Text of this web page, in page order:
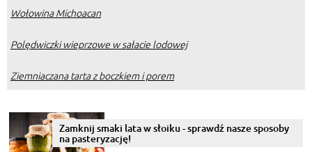
Wołowina Michoacan
Polędwiczki wieprzowe w sałacie lodowej
Ziemniaczana tarta z boczkiem i porem
Zamknij smaki lata w słoiku - sprawdź nasze sposoby
na pasteryzację!